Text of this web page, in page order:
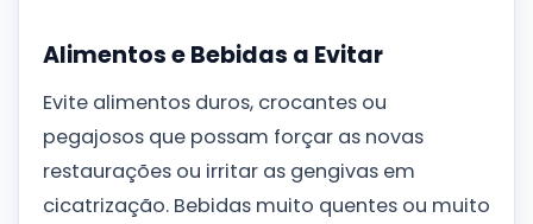
Alimentos e Bebidas a Evitar
Evite alimentos duros, crocantes ou
pegajosos que possam forçar as novas
restaurações ou irritar as gengivas em
cicatrização. Bebidas muito quentes ou muito